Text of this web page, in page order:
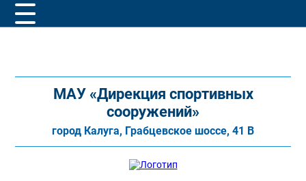
МАУ «Дирекция спортивных
сооружений»
город Калуга, Грабцевское шоссе, 41 В